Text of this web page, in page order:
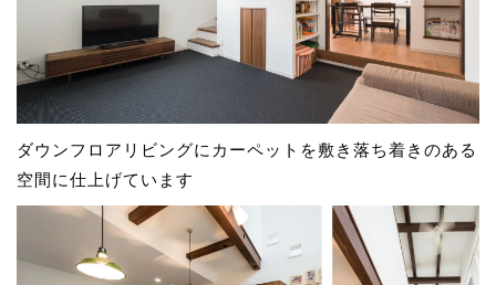
ダウンフロアリビングにカーペットを敷き落ち着きのある
空間に仕上げています